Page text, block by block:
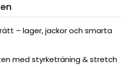
– lager, jackor och smarta
med styrketräning & stretch